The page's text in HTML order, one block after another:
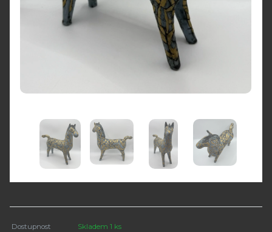
Dostupnost Skladem 1 ks